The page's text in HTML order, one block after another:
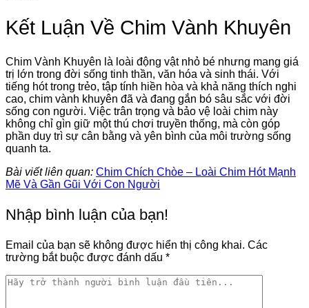
Kết Luận Về Chim Vành Khuyên
Chim Vành Khuyên là loài động vật nhỏ bé nhưng mang giá
trị lớn trong đời sống tinh thần, văn hóa và sinh thái. Với
tiếng hót trong trẻo, tập tính hiền hòa và khả năng thích nghi
cao, chim vành khuyên đã và đang gắn bó sâu sắc với đời
sống con người. Việc trân trọng và bảo vệ loài chim này
không chỉ gìn giữ một thú chơi truyền thống, mà còn góp
phần duy trì sự cân bằng và yên bình của môi trường sống
quanh ta.
Bài viết liên quan: Chim Chích Chòe – Loài Chim Hót Mạnh
Mẽ Và Gần Gũi Với Con Người
Nhập bình luận của bạn!
Email của bạn sẽ không được hiển thị công khai. Các
trường bắt buộc được đánh dấu *